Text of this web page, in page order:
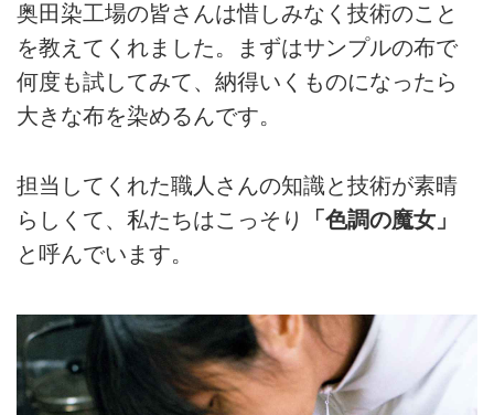
奥田染工場の皆さんは惜しみなく技術のこと
を教えてくれました。まずはサンプルの布で
何度も試してみて、納得いくものになったら
大きな布を染めるんです。
担当してくれた職人さんの知識と技術が素晴
らしくて、私たちはこっそり
「色調の魔女」
と呼んでいます。